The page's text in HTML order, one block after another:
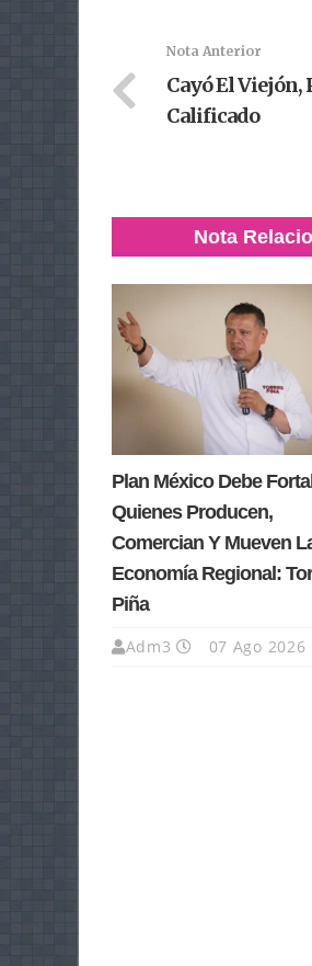
Nota Anterior
Cayó El
Calificado
Nota
Plan México Debe
Quienes Producen,
Comercian Y Mueven
Economía Regional:
Piña
Adm3 07 Ago 2026